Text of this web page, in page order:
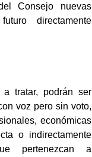
Consejo nuevas
directamente
tratar, podrán ser
voz pero sin voto,
económicas
o indirectamente
pertenezcan a